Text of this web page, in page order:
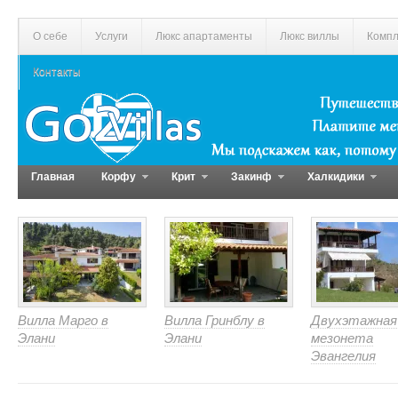
О себе Услуги Люкс апартаменты Люкс виллы
Контакты
Главная Корфу Крит Закинф Халкидики
Вилла Марго в
Элани
Вилла Гринблу в
Элани
Двухэтажная
мезонета
Эвангелия